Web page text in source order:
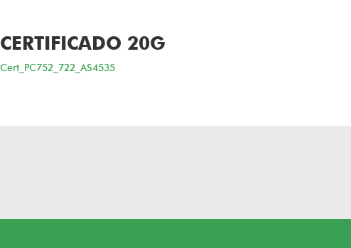
CERTIFICADO 20G
Cert_PC752_722_AS4535